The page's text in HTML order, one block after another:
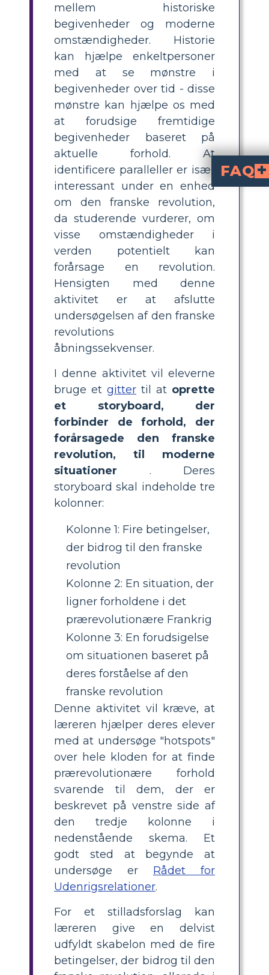
mellem historiske
begivenheder og moderne
omstændigheder. Historie
kan hjælpe enkeltpersoner
med at se mønstre i
begivenheder over tid - disse
mønstre kan hjælpe os med
at forudsige fremtidige
begivenheder baseret på
aktuelle forhold. At
identificere paralleller er især
interessant under en enhed
om den franske revolution,
da studerende vurderer, om
visse omstændigheder i
verden potentielt kan
forårsage en revolution.
Hensigten med denne
aktivitet er at afslutte
undersøgelsen af den franske
revolutions
åbningssekvenser.
I denne aktivitet vil eleverne
bruge et gitter til at oprette
et storyboard, der
forbinder de forhold, der
forårsagede den franske
revolution, til moderne
situationer . Deres
storyboard skal indeholde tre
kolonner:
Kolonne 1: Fire betingelser,
der bidrog til den franske
revolution
Kolonne 2: En situation, der
ligner forholdene i det
prærevolutionære Frankrig
Kolonne 3: En forudsigelse
om situationen baseret på
deres forståelse af den
franske revolution
Denne aktivitet vil kræve, at
læreren hjælper deres elever
med at undersøge "hotspots"
over hele kloden for at finde
prærevolutionære forhold
svarende til dem, der er
beskrevet på venstre side af
den tredje kolonne i
nedenstående skema. Et
godt sted at begynde at
undersøge er Rådet for
Udenrigsrelationer.
For et stilladsforslag kan
læreren give en delvist
udfyldt skabelon med de fire
betingelser, der bidrog til den
FAQ